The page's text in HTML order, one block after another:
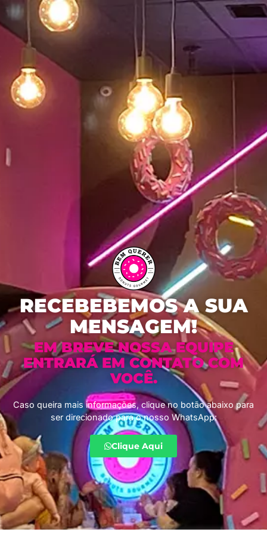
RECEBEBEMOS A SUA
MENSAGEM!
EM BREVE NOSSA EQUIPE
ENTRARÁ EM CONTATO COM
VOCÊ.
Caso queira mais informações, clique no botão abaixo para
ser direcionado para o nosso WhatsApp:
Clique Aqui